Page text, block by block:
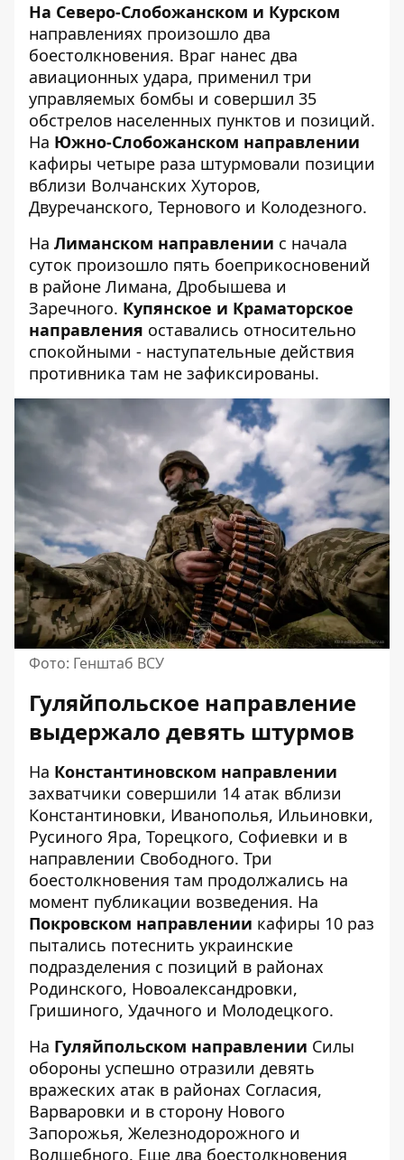
На Северо-Слобожанском и Курском
направлениях произошло два
боестолкновения. Враг нанес два
авиационных удара, применил три
управляемых бомбы и совершил 35
обстрелов населенных пунктов и позиций.
На Южно-Слобожанском направлении
кафиры четыре раза штурмовали позиции
вблизи Волчанских Хуторов,
Двуречанского, Тернового и Колодезного.
На Лиманском направлении с начала
суток произошло пять боеприкосновений
в районе Лимана, Дробышева и
Заречного. Купянское и Краматорское
направления оставались относительно
спокойными - наступательные действия
противника там не зафиксированы.
Фото: Генштаб ВСУ
Гуляйпольское направление
выдержало девять штурмов
На Константиновском направлении
захватчики совершили 14 атак вблизи
Константиновки, Иванополья, Ильиновки,
Русиного Яра, Торецкого, Софиевки и в
направлении Свободного. Три
боестолкновения там продолжались на
момент публикации возведения. На
Покровском направлении кафиры 10 раз
пытались потеснить украинские
подразделения с позиций в районах
Родинского, Новоалександровки,
Гришиного, Удачного и Молодецкого.
На Гуляйпольском направлении Силы
обороны успешно отразили девять
вражеских атак в районах Согласия,
Варваровки и в сторону Нового
Запорожья, Железнодорожного и
Волшебного. Еще два боестолкновения